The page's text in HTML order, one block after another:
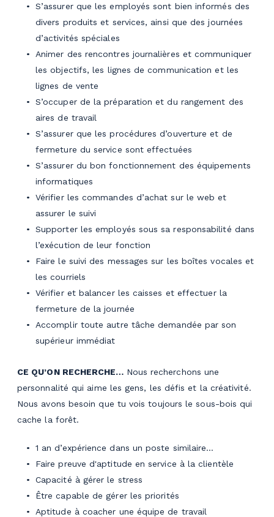
S’assurer que les employés sont bien informés des
divers produits et services, ainsi que des journées
d’activités spéciales
Animer des rencontres journalières et communiquer
les objectifs, les lignes de communication et les
lignes de vente
S’occuper de la préparation et du rangement des
aires de travail
S’assurer que les procédures d’ouverture et de
fermeture du service sont effectuées
S’assurer du bon fonctionnement des équipements
informatiques
Vérifier les commandes d’achat sur le web et
assurer le suivi
Supporter les employés sous sa responsabilité dans
l’exécution de leur fonction
Faire le suivi des messages sur les boîtes vocales et
les courriels
Vérifier et balancer les caisses et effectuer la
fermeture de la journée
Accomplir toute autre tâche demandée par son
supérieur immédiat
CE QU’ON RECHERCHE… Nous recherchons une
personnalité qui aime les gens, les défis et la créativité.
Nous avons besoin que tu vois toujours le sous-bois qui
cache la forêt.
1 an d’expérience dans un poste similaire…
Faire preuve d'aptitude en service à la clientèle
Capacité à gérer le stress
Être capable de gérer les priorités
Aptitude à coacher une équipe de travail